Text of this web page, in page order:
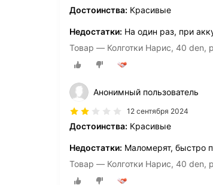
Достоинства: Красивые
Недостатки: На один раз, при
Товар — Колготки Нарис, 40 den,
Анонимный пользователь
12 сентября 2024
Достоинства: Красивые
Недостатки: Маломерят, быстро
Товар — Колготки Нарис, 40 den,